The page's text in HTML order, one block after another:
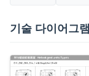
기술 다이어그램